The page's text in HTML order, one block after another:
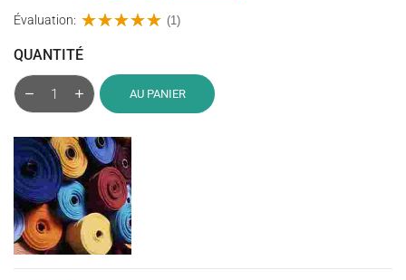
Évaluation: (1)
QUANTITÉ
AU PANIER